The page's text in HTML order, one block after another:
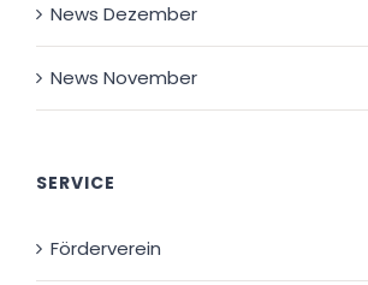
News Dezember
News November
SERVICE
Förderverein